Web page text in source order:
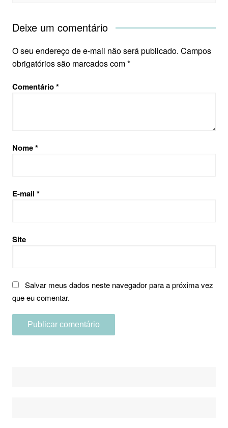
Deixe um comentário
O seu endereço de e-mail não será publicado. Campos
obrigatórios são marcados com*
Comentário*
Nome*
E-mail *
Site
Salvar meus dados neste navegador para a próxima vez
que eu comentar.